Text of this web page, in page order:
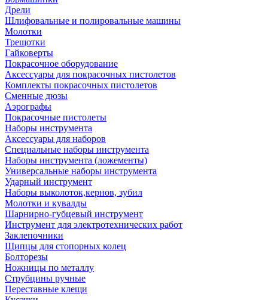
Дрели
Шлифовальные и полировальные машины
Молотки
Трещотки
Гайковерты
Покрасочное оборудование
Аксессуары для покрасочных пистолетов
Комплекты покрасочных пистолетов
Сменные дюзы
Аэрографы
Покрасочные пистолеты
Наборы инструмента
Аксессуары для наборов
Специальные наборы инструмента
Наборы инструмента (ложементы)
Универсальные наборы инструмента
Ударный инструмент
Наборы выколоток,кернов, зубил
Молотки и кувалды
Шарнирно-губцевый инструмент
Инструмент для электротехнических работ
Заклепочники
Щипцы для стопорных колец
Болторезы
Ножницы по металлу
Струбцины ручные
Переставные клещи